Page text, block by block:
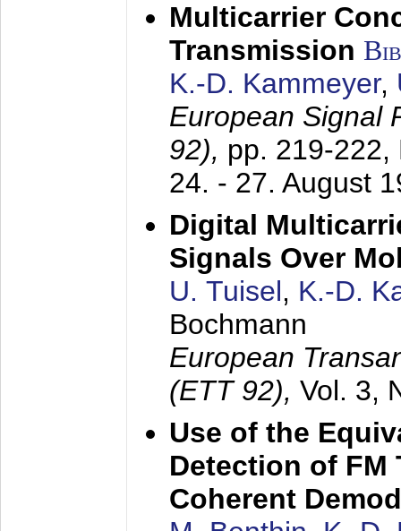
Multicarrier
Transmission
K.-D. Kammeyer,
European Signal
92), pp. 219-222,
24. - 27. August
Digital
Signals Over
U. Tuisel, K.-D.
Bochmann
European
(ETT 92), Vol. 3,
Use of the
Detection of FM
Coherent